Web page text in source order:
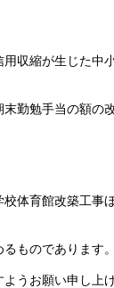
収縮が生じた中
勤勉手当の額の
体育館改築工事
ものであります。
うお願い申し上げ